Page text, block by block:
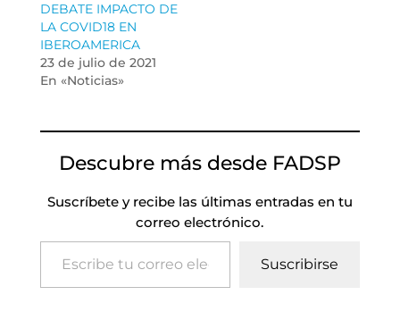
DEBATE IMPACTO DE
LA COVID18 EN
IBEROAMERICA
23 de julio de 2021
En «Noticias»
Descubre más desde FADSP
Suscríbete y recibe las últimas entradas en tu
correo electrónico.
Escribe tu correo electrónico…
Suscribirse